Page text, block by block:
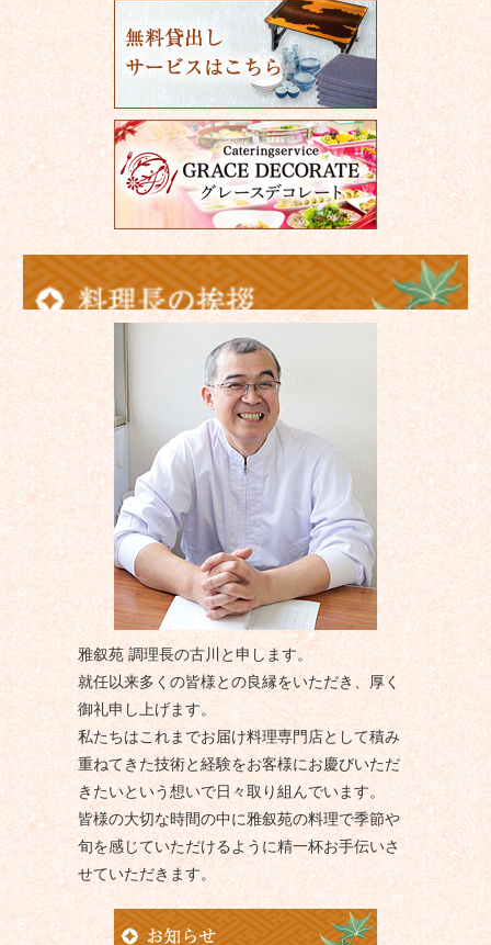
雅叙苑 調理長の古川と申します。
就任以来多くの皆様との良縁をいただき、厚く
御礼申し上げます。
私たちはこれまでお届け料理専門店として積み
重ねてきた技術と経験をお客様にお慶びいただ
きたいという想いで日々取り組んでいます。
皆様の大切な時間の中に雅叙苑の料理で季節や
旬を感じていただけるように精一杯お手伝いさ
せていただきます。